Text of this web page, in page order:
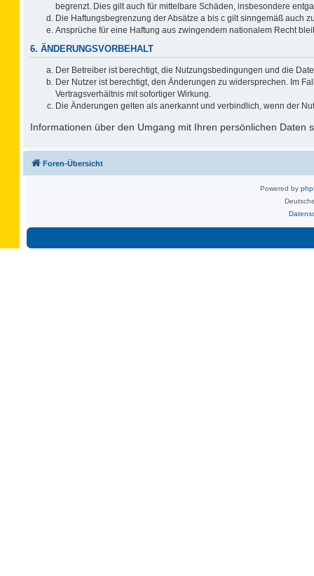
begrenzt. Dies gilt auch für mittelbare Schäden, insbesondere
Die Haftungsbegrenzung der Absätze a bis c gilt sinngemäß auch
Ansprüche für eine Haftung aus zwingendem nationalem Recht
6. ÄNDERUNGSVORBEHALT
Der Betreiber ist berechtigt, die Nutzungsbedingungen und die
Der Nutzer ist berechtigt, den Änderungen zu widersprechen. Im
Vertragsverhältnis mit sofortiger Wirkung.
Die Änderungen gelten als anerkannt und verbindlich, wenn der
Informationen über den Umgang mit Ihren persönlichen Daten
Foren-Übersicht
Powered by